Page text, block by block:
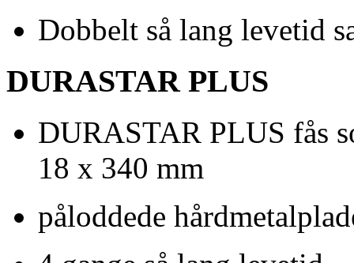
Dobbelt så lang levetid
DURASTAR PLUS
DURASTAR PLUS fås
18 x 340 mm
påloddede